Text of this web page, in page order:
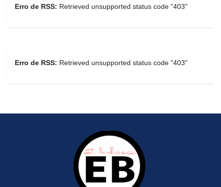
Erro de RSS: Retrieved unsupported status code "403"
Erro de RSS: Retrieved unsupported status code "403"